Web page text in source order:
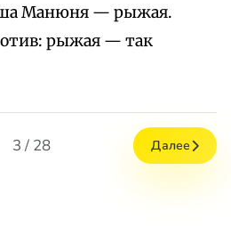
Манюня — рыжая.
рыжая — так
3 / 28 Далее